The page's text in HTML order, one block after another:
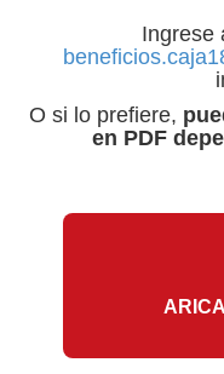
Ingrese
O si lo prefiere,
en PDF